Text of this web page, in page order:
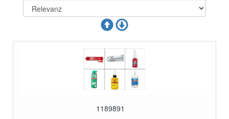
1189891